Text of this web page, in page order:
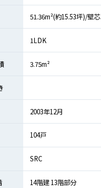
51.36m²(約15.53坪)/壁芯
1LDK
3.75m²
2003年12月
104戸
SRC
14階建 13階部分